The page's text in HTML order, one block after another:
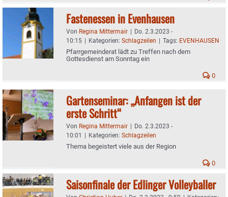
Fastenessen in Evenhausen
Von Regina Mittermair | Do. 2.3.2023 -
10:15 | Kategorien: Schlagzeilen | Tags: EVENHAUSEN
Pfarrgemeinderat lädt zu Treffen nach dem
Gottesdienst am Sonntag ein
0
Gartenseminar: „Anfangen ist der
erste Schritt“
Von Regina Mittermair | Do. 2.3.2023 -
10:01 | Kategorien: Schlagzeilen
Thema begeistert viele aus der Region
0
Saisonfinale der Edlinger Volleyballer